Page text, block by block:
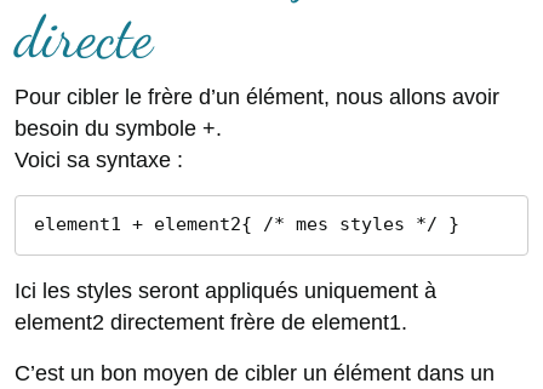
directe
Pour cibler le frère d’un élément, nous allons avoir
besoin du symbole +.
Voici sa syntaxe :
element1 + element2{ /* mes styles */ }
Ici les styles seront appliqués uniquement à
element2 directement frère de element1.
C’est un bon moyen de cibler un élément dans un